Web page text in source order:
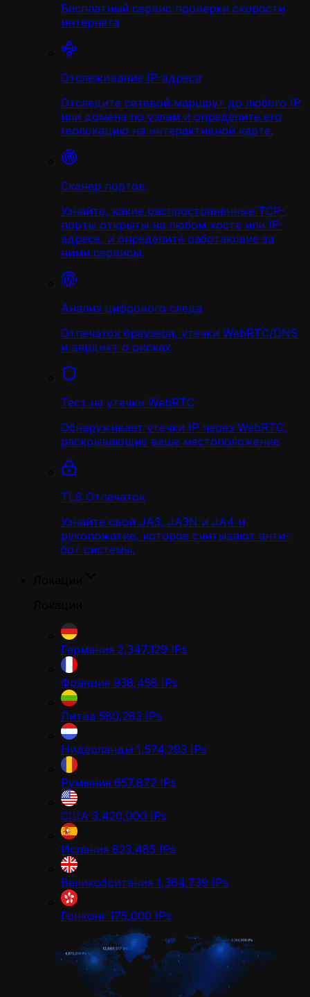
Бесплатный сервис проверки скорости
интернета
Отслеживание IP-адреса
Отследите сетевой маршрут до любого IP
или домена по узлам и определите его
геолокацию на интерактивной карте.
Сканер портов
Узнайте, какие распространённые TCP-
порты открыты на любом хосте или IP-
адресе, и определите работающие за
ними сервисы.
Анализ цифрового следа
Отпечаток браузера, утечки WebRTC/DNS
и вердикт о рисках
Тест на утечки WebRTC
Обнаруживает утечки IP через WebRTC,
раскрывающие ваше местоположение
TLS Отпечаток
Узнайте свой JA3, JA3N и JA4 и
рукопожатие, которое считывают анти-
бот системы.
Германия 2,347,129 IPs
Франция 938,458 IPs
Литва 580,283 IPs
Нидерланды 1,574,293 IPs
Румыния 657,872 IPs
США 3,420,000 IPs
Испания 823,485 IPs
Великобритания 1,364,739 IPs
Гонконг 175,000 IPs